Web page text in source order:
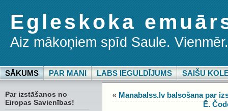
Egleskoka
Aiz mākoņiem spīd Saule. Vienmēr.
SĀKUMS PAR MANI LABS IEGULDĪJUMS SAIŠU
Par izstāšanos no
Eiropas Savienības!
« Manabalss.lv balsošana par
Ē.